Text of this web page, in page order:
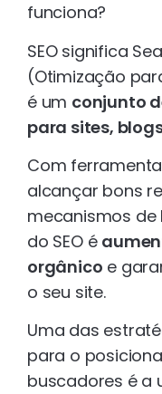
funciona?
SEO significa
(Otimização
é um conjunto
para sites,
Com
alcançar bons
mecanismos de
do SEO é
orgânico e
o seu site.
Uma das
para o
buscadores é a